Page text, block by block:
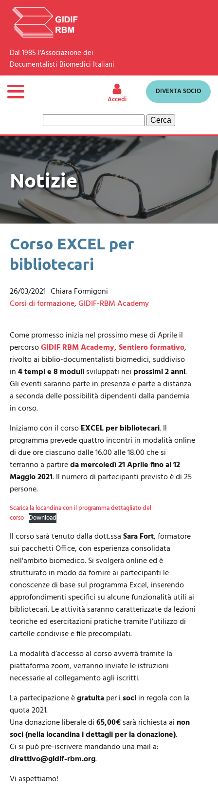
Dal 1985 l'Associazione dei
Documentalisti Biomedici Italiani
Accedi
DIVENTA SOCIO
per:
Notizie
Corso EXCEL per
bibliotecari
26/03/2021 Chiara Formigoni
Corsi di formazione,GIDIF-RBM Academy
Come promesso inizia nel prossimo mese di Aprile il
percorsoGIDIF RBM Academy, Sentiero formativo,
rivolto ai biblio-documentalisti biomedici, suddiviso
in4 tempi e 8 modulisviluppati nei prossimi 2 anni.
Gli eventi saranno parte in presenza e parte a distanza
a seconda delle possibilità dipendenti dalla pandemia
in corso.
Iniziamo con il corsoEXCEL per bibliotecari. Il
programma prevede quattro incontri in modalità online
di due ore ciascuno dalle 16.00 alle 18.00 che si
terranno a partireda mercoledì 21 Aprile fino al 12
Maggio 2021. Il numero di partecipanti previsto è di 25
persone.
Scarica la locandina con il programma dettagliato del
corso Download
Il corso sarà tenuto dalla dott.ssaSara Fort, formatore
sui pacchetti Office, con esperienza consolidata
nell'ambito biomedico. Si svolgerà online ed è
strutturato in modo da fornire ai partecipanti le
conoscenze di base sul programma Excel, inserendo
approfondimenti specifici su alcune funzionalità utili ai
bibliotecari. Le attività saranno caratterizzate da lezioni
teoriche ed esercitazioni pratiche tramite l’utilizzo di
cartelle condivise e file precompilati.
La modalità d’accesso al corso avverrà tramite la
piattaforma zoom, verranno inviate le istruzioni
necessarie al collegamento agli iscritti.
La partecipazione ègratuitaper isociin regola con la
quota 2021.
Una donazione liberale di65,00€sarà richiesta ai non
soci (nella locandina i dettagli per la donazione).
Ci si può pre-iscrivere mandando una mail a:
direttivo@gidif-rbm.org.
Vi aspettiamo!